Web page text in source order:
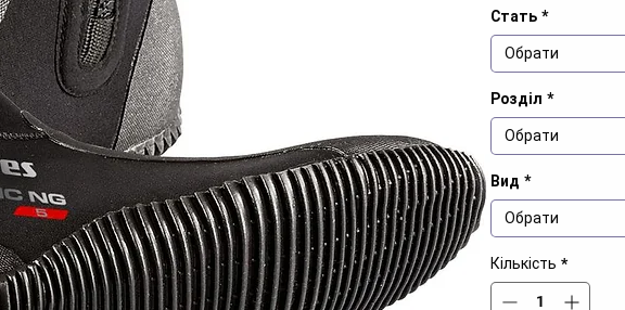
Стать *
Обрати
Розділ *
Обрати
Вид *
Обрати
Кількість *